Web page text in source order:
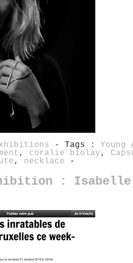
- Tags : Young
, coralie biolay,
, necklace -
: